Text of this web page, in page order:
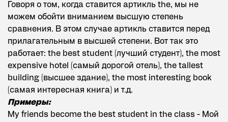
Говоря о том, когда ставится артикль the, мы не
можем обойти вниманием высшую степень
сравнения. В этом случае артикль ставится перед
прилагательным в высшей степени. Вот так это
работает: the best student (лучший студент), the most
expensive hotel (самый дорогой отель), the tallest
building (высшее здание), the most interesting book
(самая интересная книга) и т.д.
Примеры:
My friends become the best student in the class - Мой